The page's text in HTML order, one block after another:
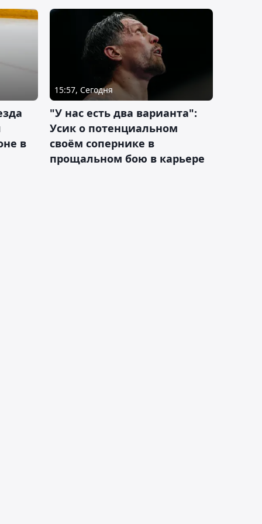
в
15:57, Сегодня
"У нас есть два варианта":
Усик о потенциальном
своём сопернике в
прощальном бою в карьере